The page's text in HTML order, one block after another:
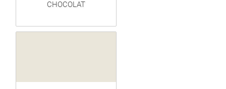
CHOCOLAT